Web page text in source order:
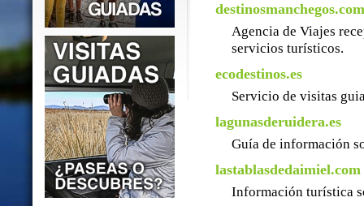
destinosmanchegos.com
Agencia de Viajes
servicios turísticos.
ecodestinos.es
Servicio de visitas
lagunasderuidera.es
Guía de información
lastablasdedaimiel.com
Información turística